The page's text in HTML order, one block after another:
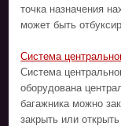
точка назначения
может быть
Система
Система
оборудована
багажника можно
закрыть или